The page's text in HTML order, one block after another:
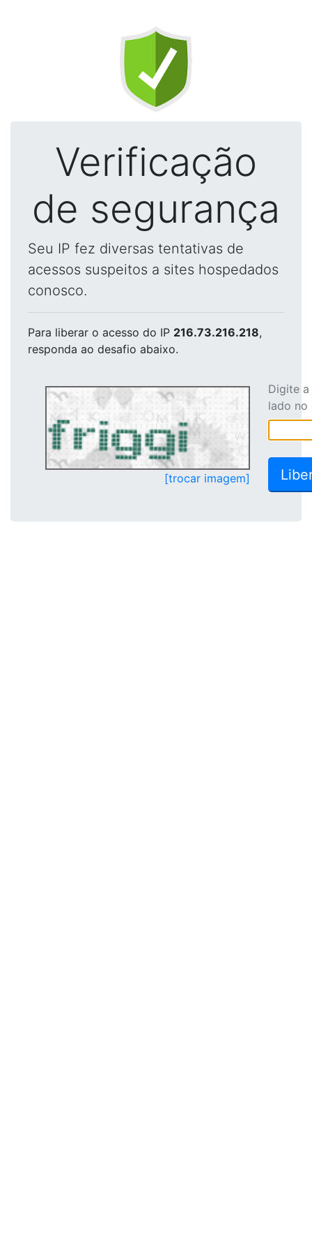
Verificação
de segurança
Seu IP fez diversas tentativas de
acessos suspeitos a sites hospedados
conosco.
Para liberar o acesso do IP 216.73.216.218,
responda ao desafio abaixo.
[trocar imagem]
Digite
lado no